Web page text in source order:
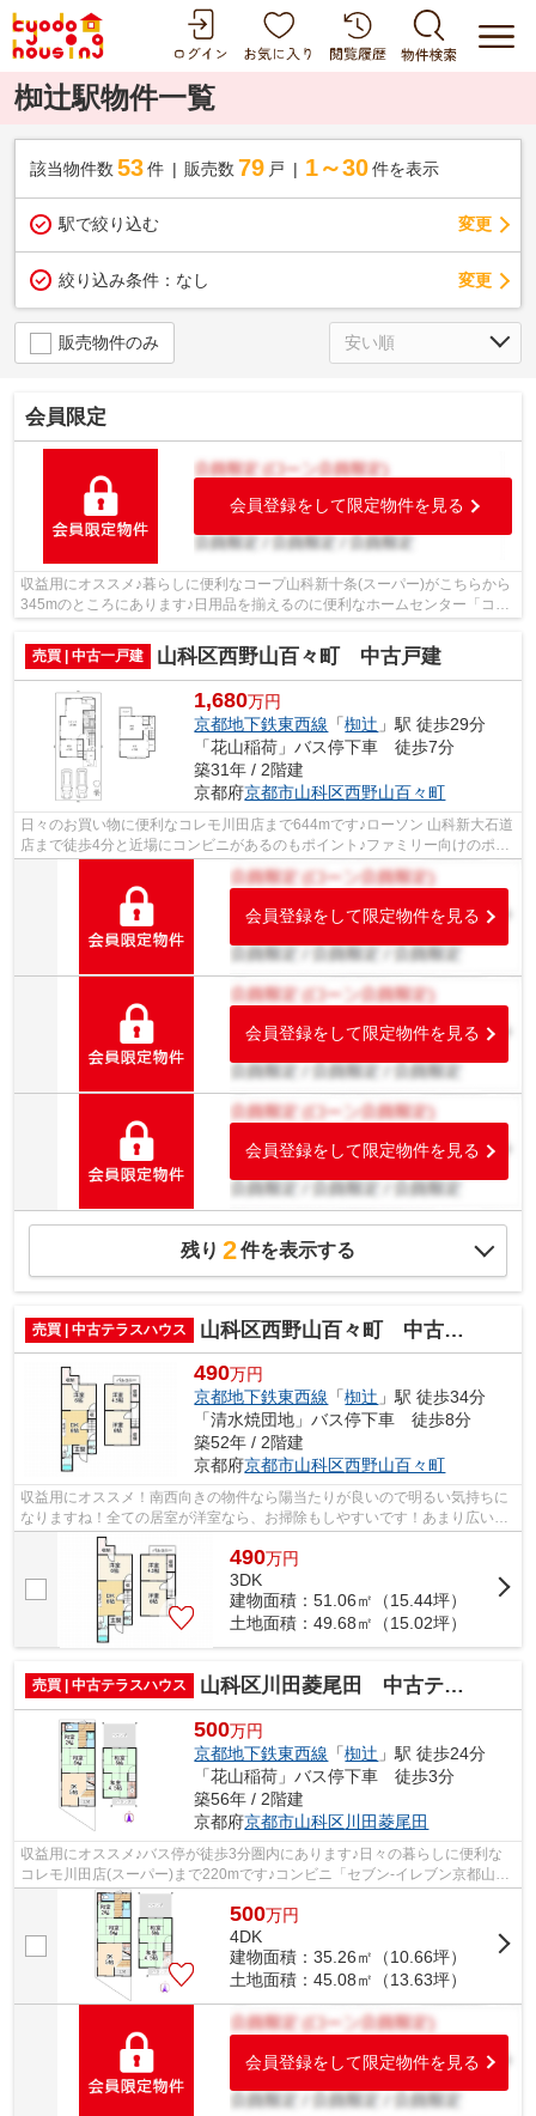
椥辻駅物件一覧
該当物件数 53件 販売数 79 戸 1～30 件を表示
駅で絞り込む 変更
絞り込み条件： なし 変更
販売物件のみ
会員限定
会員登録をして限定物件を見る
収益用にオススメ♪暮らしに便利なコープ山科新十条(スーパー)がこちらから
345mのところにあります♪日用品を揃えるのに便利なホームセンター「コー
ナン西野山店」まで、282mです♪徒歩10...
売買 | 中古一戸建
山科区西野山百々町 中古戸建
1,680万円
京都地下鉄東西線 「椥辻 」駅 徒歩29分
「花山稲荷」バス停下車 徒歩7分
築31年 / 2階建
京都府京都市山科区西野山百々町
日々のお買い物に便利なコレモ川田店まで644mです♪ローソン 山科新大石道
店まで徒歩4分と近場にコンビニがあるのもポイント♪ファミリー向けのポイ
ント、京都市立百々小学校が徒歩4分の...
会員登録をして限定物件を見る
会員登録をして限定物件を見る
会員登録をして限定物件を見る
残り 2件を表示する
売買 | 中古テラスハウス 山科区西野山百々町 中古テラスハウス
490万円
京都地下鉄東西線 「椥辻 」駅 徒歩34分
「清水焼団地」バス停下車 徒歩8分
築52年 / 2階建
京都府京都市山科区西野山百々町
収益用にオススメ！南西向きの物件なら陽当たりが良いので明るい気持ちに
なりますね！全ての居室が洋室なら、お掃除もしやすいです！あまり広いと
は言えませんが、落ち着いて過ごせる...
490万円
3DK
建物面積：51.06㎡（15.44坪）
土地面積：49.68㎡（15.02坪）
売買 | 中古テラスハウス 山科区川田菱尾田 中古テラスハウス
500万円
京都地下鉄東西線 「椥辻 」駅 徒歩24分
「花山稲荷」バス停下車 徒歩3分
築56年 / 2階建
京都府京都市山科区川田菱尾田
収益用にオススメ♪バス停が徒歩3分圏内にあります♪日々の暮らしに便利な
コレモ川田店(スーパー)まで220mです♪コンビニ「セブン-イレブン京都山科
百々町店」まで294m♪京都市立百々小学...
500万円
4DK
建物面積：35.26㎡（10.66坪）
土地面積：45.08㎡（13.63坪）
会員登録をして限定物件を見る